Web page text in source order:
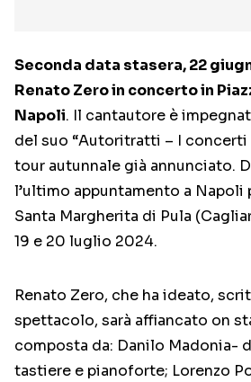
Seconda data stasera, 22
Renato Zero in concerto in
Napoli. Il cantautore è
del suo “Autoritratti – I concerti
tour autunnale già annunciato.
l’ultimo appuntamento a Napoli
Santa Margherita di Pula
19 e 20 luglio 2024.
Renato ​​Zero, che ha ideato,
spettacolo, sarà affiancato on
composta da: Danilo Madonia-
tastiere e pianoforte; Lorenzo